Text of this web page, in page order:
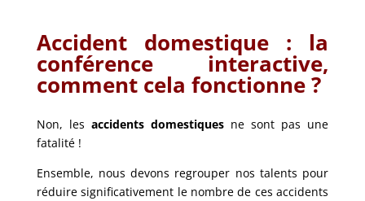
Accident domestique : la
conférence interactive,
comment cela fonctionne ?
Non, les accidents domestiques ne sont pas une
fatalité !
Ensemble, nous devons regrouper nos talents pour
réduire significativement le nombre de ces accidents